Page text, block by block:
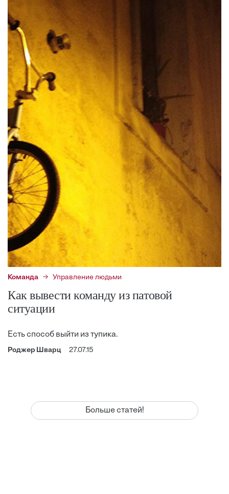
Команда Управление людьми
Как вывести команду из патовой
ситуации
Есть способ выйти из тупика.
Роджер Шварц 27.07.15
Больше статей!